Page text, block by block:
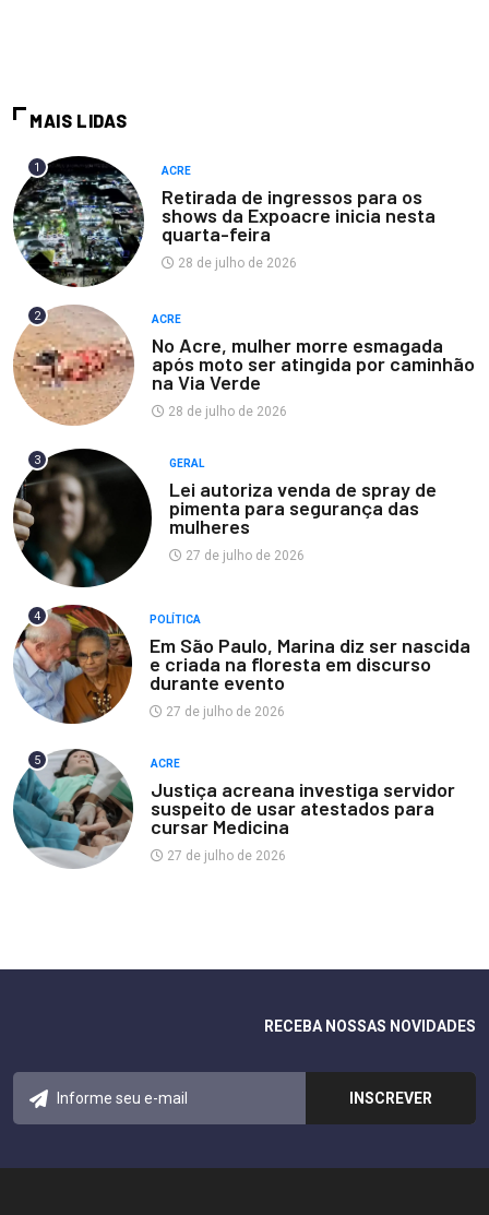
MAIS LIDAS
1 ACRE
Retirada de ingressos para os
shows da Expoacre inicia nesta
quarta-feira
28 de julho de 2026
2 ACRE
No Acre, mulher morre esmagada
após moto ser atingida por caminhão
na Via Verde
28 de julho de 2026
3 GERAL
Lei autoriza venda de spray de
pimenta para segurança das
mulheres
27 de julho de 2026
4 POLÍTICA
Em São Paulo, Marina diz ser nascida
e criada na floresta em discurso
durante evento
27 de julho de 2026
5 ACRE
Justiça acreana investiga servidor
suspeito de usar atestados para
cursar Medicina
27 de julho de 2026
RECEBA NOSSAS NOVIDADES